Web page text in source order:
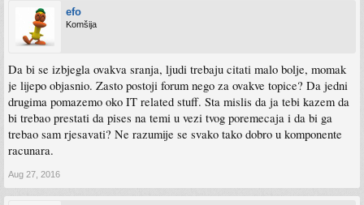
efo
Komšija
Da bi se izbjegla ovakva sranja, ljudi trebaju citati malo bolje, momak
je lijepo objasnio. Zasto postoji forum nego za ovakve topice? Da jedni
drugima pomazemo oko IT related stuff. Sta mislis da ja tebi kazem da
bi trebao prestati da pises na temi u vezi tvog poremecaja i da bi ga
trebao sam rjesavati? Ne razumije se svako tako dobro u komponente
racunara.
Aug 27, 2016